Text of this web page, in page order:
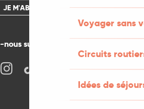
Voyager sans
Circuits
Idées de
JE M'ABONNE
sur les réseaux !